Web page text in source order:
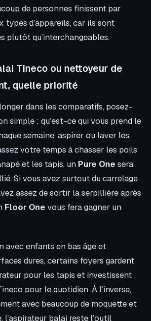
de personnes finissent par
types d’appareils, car ils sont
plutôt qu’interchangeables.
Tineco ou nettoyeur de
quelle priorité
dans les comparatifs, posez-
simple : qu’est-ce qui vous prend le
semaine, aspirer ou laver les
votre temps à chasser les poils
et les tapis, un Pure One sera
Si vous avez surtout du carrelage
assez de sortir la serpillière après
Floor One vous fera gagner un
avec enfants en bas âge et
dures, certains foyers gardent
pour les tapis et investissent
pour le quotidien. À l’inverse,
avec beaucoup de moquette et
l’aspirateur balai reste l’outil